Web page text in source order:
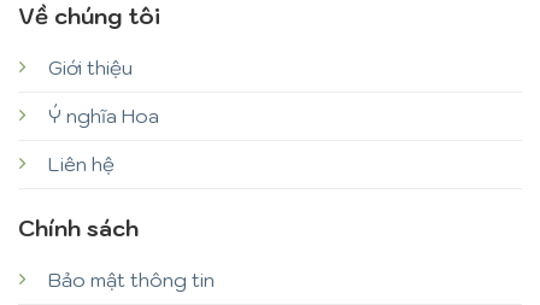
Về chúng tôi
Giới thiệu
Ý nghĩa Hoa
Liên hệ
Chính sách
Bảo mật thông tin